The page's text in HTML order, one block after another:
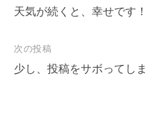
稿
ビ
ゲ
天気が続くと、幸せです！
次の投稿
少し、投稿をサボってし